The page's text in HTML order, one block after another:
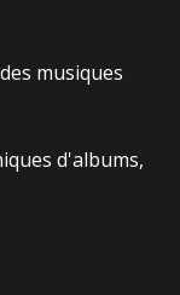
musiques
d'albums,